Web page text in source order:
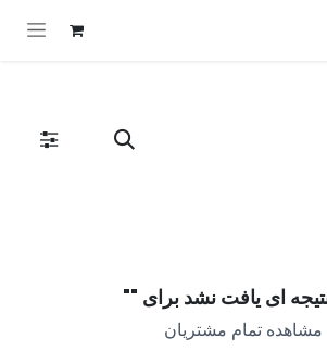
ای یافت نشد برای ""
مشاهده تمام مشتریان